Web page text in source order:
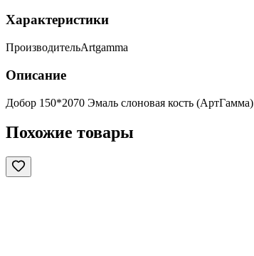
Характеристики
ПроизводительArtgamma
Описание
Добор 150*2070 Эмаль слоновая кость (АртГамма)
Похожие товары